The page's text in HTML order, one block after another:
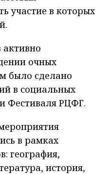
участие в которых
активно
очных
было сделано
в социальных
Фестиваля РЦФГ.
в рамках
география,
история,